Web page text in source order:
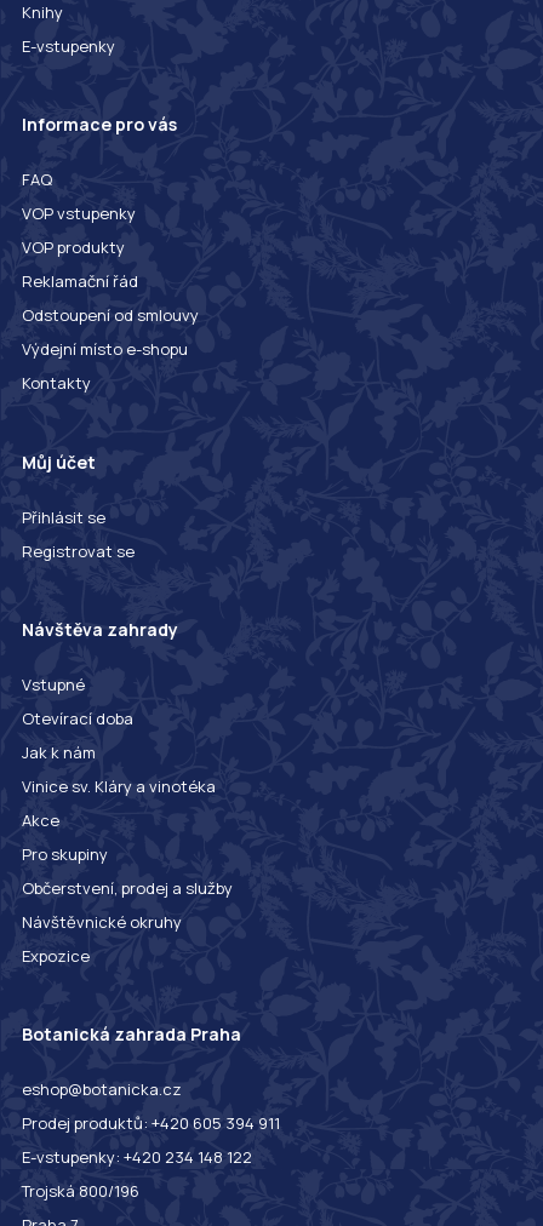
Knihy
E-vstupenky
Informace pro vás
FAQ
VOP vstupenky
VOP produkty
Reklamační řád
Odstoupení od smlouvy
Výdejní místo e-shopu
Kontakty
Můj účet
Přihlásit se
Registrovat se
Návštěva zahrady
Vstupné
Otevírací doba
Jak k nám
Vinice sv. Kláry a vinotéka
Akce
Pro skupiny
Občerstvení, prodej a služby
Návštěvnické okruhy
Expozice
Botanická zahrada Praha
eshop@botanicka.cz
Prodej produktů: +420 605 394 911
E-vstupenky: +420 234 148 122
Trojská 800/196